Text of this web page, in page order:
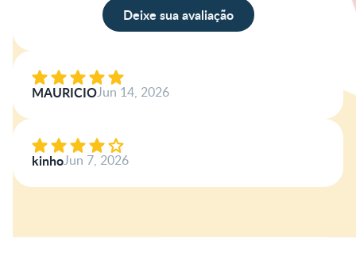
Deixe sua avaliação
Nome
Escreva a sua opinião
MAURICIOJun 14, 2026
kinhoJun 7, 2026